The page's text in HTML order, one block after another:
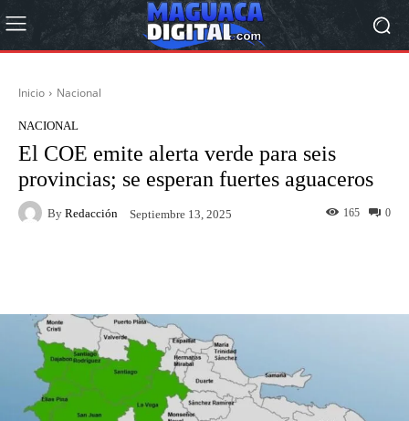
Inicio Nacional
NACIONAL
El COE emite alerta verde para seis
provincias; se esperan fuertes aguaceros
By Redacción Septiembre 13, 2025 0
165